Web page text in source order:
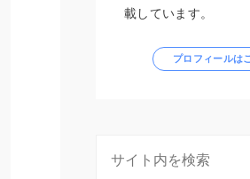
載しています。
プロフィールは